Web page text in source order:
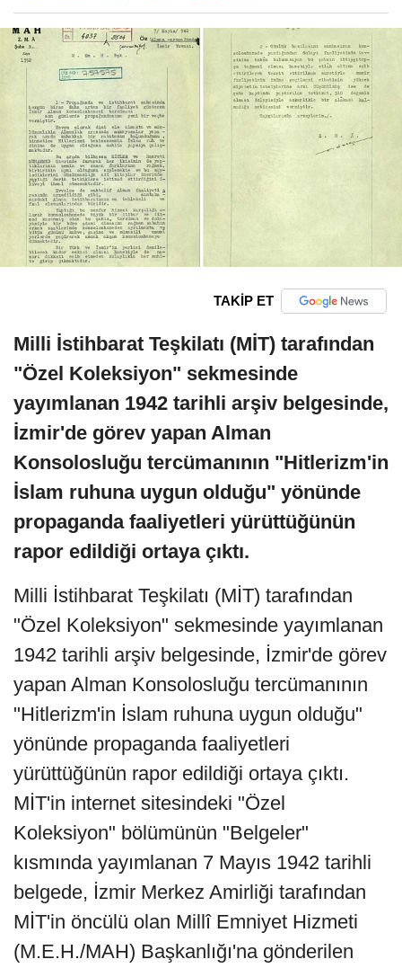
TAKİP ET
Milli İstihbarat Teşkilatı (MİT) tarafından
"Özel Koleksiyon" sekmesinde
yayımlanan 1942 tarihli arşiv belgesinde,
İzmir'de görev yapan Alman
Konsolosluğu tercümanının "Hitlerizm'in
İslam ruhuna uygun olduğu" yönünde
propaganda faaliyetleri yürüttüğünün
rapor edildiği ortaya çıktı.
Milli İstihbarat Teşkilatı (MİT) tarafından
"Özel Koleksiyon" sekmesinde yayımlanan
1942 tarihli arşiv belgesinde, İzmir'de görev
yapan Alman Konsolosluğu tercümanının
"Hitlerizm'in İslam ruhuna uygun olduğu"
yönünde propaganda faaliyetleri
yürüttüğünün rapor edildiği ortaya çıktı.
MİT'in internet sitesindeki "Özel
Koleksiyon" bölümünün "Belgeler"
kısmında yayımlanan 7 Mayıs 1942 tarihli
belgede, İzmir Merkez Amirliği tarafından
MİT'in öncülü olan Millî Emniyet Hizmeti
(M.E.H./MAH) Başkanlığı'na gönderilen